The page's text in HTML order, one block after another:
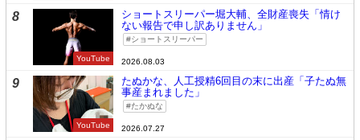
8
YouTube
ショートスリーパー堀大輔、全財産喪失「情け
ない報告で申し訳ありません」
ショートスリーパー
2026.08.03
9
YouTube
たぬかな、人工授精6回目の末に出産「子たぬ無
事産まれました」
たかぬな
2026.07.27